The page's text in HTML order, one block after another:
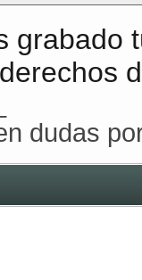
grabado
dudas